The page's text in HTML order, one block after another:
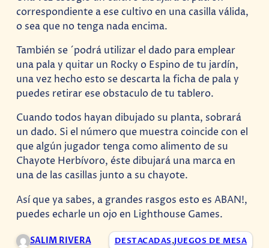
correspondiente a ese cultivo en una casilla válida,
o sea que no tenga nada encima.
También se ´podrá utilizar el dado para emplear
una pala y quitar un Rocky o Espino de tu jardín,
una vez hecho esto se descarta la ficha de pala y
puedes retirar ese obstaculo de tu tablero.
Cuando todos hayan dibujado su planta, sobrará
un dado. Si el número que muestra coincide con el
que algún jugador tenga como alimento de su
Chayote Herbívoro, éste dibujará una marca en
una de las casillas junto a su chayote.
Así que ya sabes, a grandes rasgos esto es ABAN!,
puedes echarle un ojo en Lighthouse Games.
SALIM RIVERA DESTACADAS,JUEGOS DE MESA